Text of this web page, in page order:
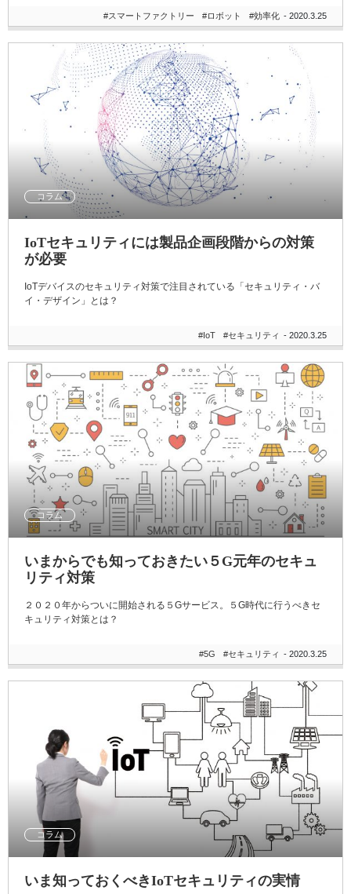
#スマートファクトリー #ロボット #効率化 - 2020.3.25
コラム
IoTセキュリティには製品企画段階からの対策
が必要
IoTデバイスのセキュリティ対策で注目されている「セキュリティ・バ
イ・デザイン」とは？
#IoT #セキュリティ - 2020.3.25
コラム
いまからでも知っておきたい５G元年のセキュ
リティ対策
２０２０年からついに開始される５Gサービス。５G時代に行うべきセ
キュリティ対策とは？
#5G #セキュリティ - 2020.3.25
コラム
いま知っておくべきIoTセキュリティの実情